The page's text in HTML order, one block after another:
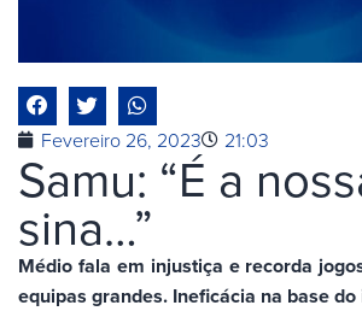
Fevereiro 26, 2023 21:03
Samu: “É a
sina…”
Médio fala em injustiça e recorda
equipas grandes. Ineficácia na base